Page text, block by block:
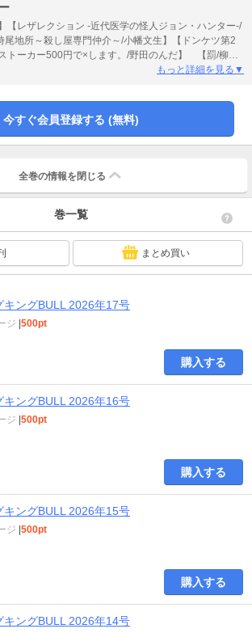
【レザレクション -近代医学の怪人ジョン・ハンター-/
尾地所～殺し屋専門仲介～/小幡文生】【ドンケツ第2
トーカー500円で×します。/野田のんだ】 【罰/柳内
んよ】【メシモク～一ノ瀬姉妹の食卓～/おぐりイコ】
す/ラズウェル細木】【しばいづけ/田中現兎】※電子版
ートなどへの応募はできません。また、付録は付いて
ください
もっと詳細を見る▼
今すぐ会員登録する (無料)
全巻の情報を 閉じる
巻一覧
まとめ買い
キングBULL 2026年17号
ジ 500pt
購入する
キングBULL 2026年16号
ジ 500pt
購入する
キングBULL 2026年15号
ジ 500pt
購入する
キングBULL 2026年14号